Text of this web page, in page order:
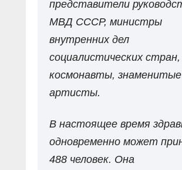
представители
МВД СССР, министры
внутренних дел
социалистических стран,
космонавты, знаменитые
артисты.
В настоящее время
одновременно может
488 человек. Она